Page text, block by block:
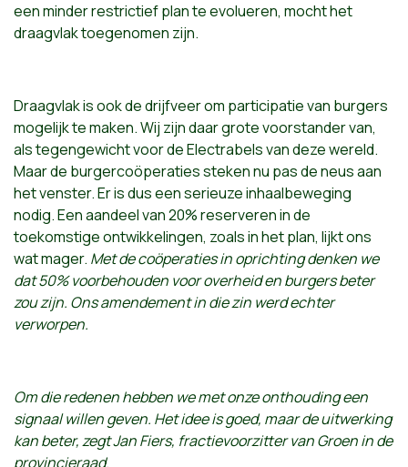
een minder restrictief plan te evolueren, mocht het
draagvlak toegenomen zijn.
Draagvlak is ook de drijfveer om participatie van burgers
mogelijk te maken. Wij zijn daar grote voorstander van,
als tegengewicht voor de Electrabels van deze wereld.
Maar de burgercoöperaties steken nu pas de neus aan
het venster. Er is dus een serieuze inhaalbeweging
nodig. Een aandeel van 20% reserveren in de
toekomstige ontwikkelingen, zoals in het plan, lijkt ons
wat mager. Met de coöperaties in oprichting denken we
dat 50% voorbehouden voor overheid en burgers beter
zou zijn. Ons amendement in die zin werd echter
verworpen.
Om die redenen hebben we met onze onthouding een
signaal willen geven. Het idee is goed, maar de uitwerking
kan beter, zegt Jan Fiers, fractievoorzitter van Groen in de
provincieraad.